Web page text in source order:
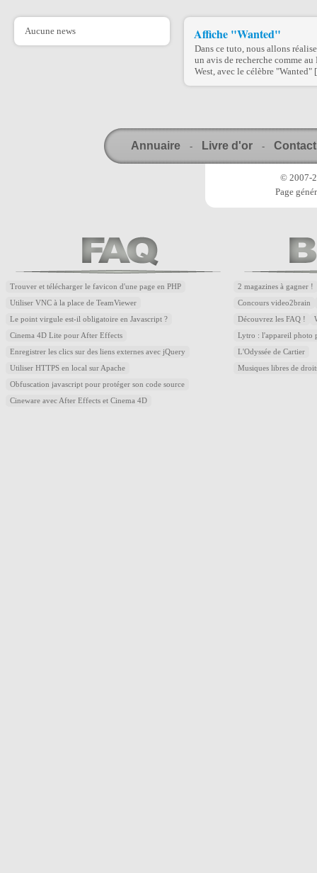
Aucune news Affiche "Wanted"
Dans ce tuto, nous allons
un avis de recherche comme au
West, avec le célèbre "Wanted"
Annuaire - Livre d'or - Contact
© 2007-
Page
Trouver et télécharger le favicon d'une page en PHP
Utiliser VNC à la place de TeamViewer
Le point virgule est-il obligatoire en Javascript ?
Cinema 4D Lite pour After Effects
Enregistrer les clics sur des liens externes avec jQuery
Utiliser HTTPS en local sur Apache
Obfuscation javascript pour protéger son code source
Cineware avec After Effects et Cinema 4D
2 magazines à gagner !
Concours video2brain
Découvrez les FAQ !
Lytro : l'appareil photo
L'Odyssée de Cartier
Musiques libres de